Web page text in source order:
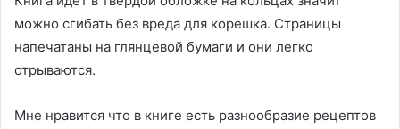
можно сгибать без вреда для корешка. Страницы
напечатаны на глянцевой бумаги и они легко
отрываются.
Мне нравится что в книге есть разнообразие рецептов